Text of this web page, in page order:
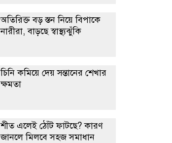
অতিরিক্ত বড় স্তন নিয়ে বিপাকে
নারীরা, বাড়ছে স্বাস্থ্যঝুঁকি
চিনি কমিয়ে দেয় সন্তানের শেখার
ক্ষমতা
শীত এলেই ঠোঁট ফাটছে? কারণ
জানলে মিলবে সহজ সমাধান